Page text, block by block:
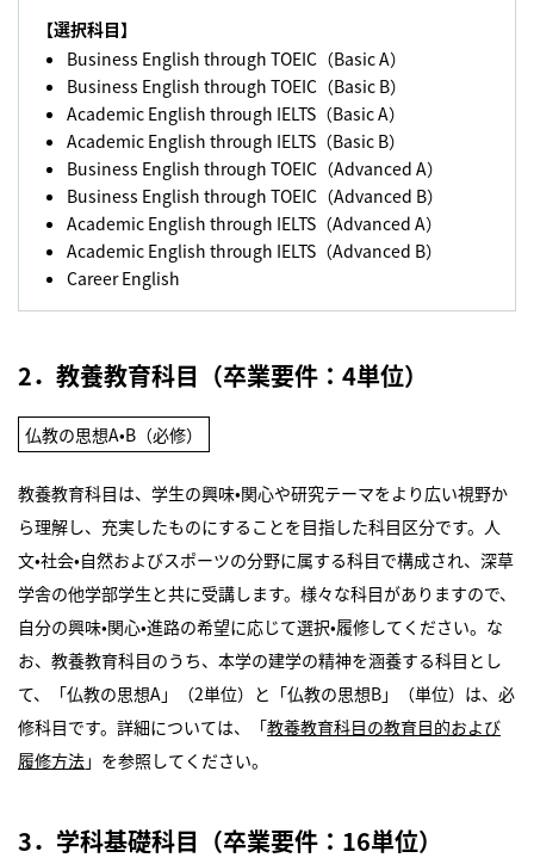
【選択科目】
Business English through TOEIC（Basic A）
Business English through TOEIC（Basic B）
Academic English through IELTS（Basic A）
Academic English through IELTS（Basic B）
Business English through TOEIC（Advanced A）
Business English through TOEIC（Advanced B）
Academic English through IELTS（Advanced A）
Academic English through IELTS（Advanced B）
Career English
2．教養教育科目（卒業要件：4単位）
仏教の思想A•B（必修）
教養教育科目は、学生の興味•関心や研究テーマをより広い視野か
ら理解し、充実したものにすることを目指した科目区分です。人
文•社会•自然およびスポーツの分野に属する科目で構成され、深草
学舎の他学部学生と共に受講します。様々な科目がありますので、
自分の興味•関心•進路の希望に応じて選択•履修してください。な
お、教養教育科目のうち、本学の建学の精神を涵養する科目とし
て、「仏教の思想A」（2単位）と「仏教の思想B」（単位）は、必
修科目です。詳細については、「教養教育科目の教育目的および
履修方法」を参照してください。
3．学科基礎科目（卒業要件：16単位）